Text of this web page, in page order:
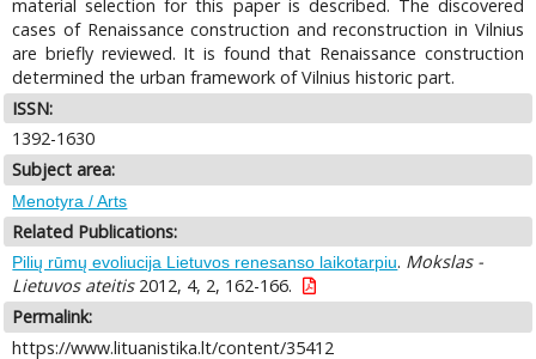
material selection for this paper is described. The discovered
cases of Renaissance construction and reconstruction in Vilnius
are briefly reviewed. It is found that Renaissance construction
determined the urban framework of Vilnius historic part.
ISSN:
1392-1630
Subject area:
Menotyra / Arts
Related Publications:
Pilių rūmų evoliucija Lietuvos renesanso laikotarpiu. Mokslas -
Lietuvos ateitis2012, 4, 2, 162-166.
Permalink:
https://www.lituanistika.lt/content/35412